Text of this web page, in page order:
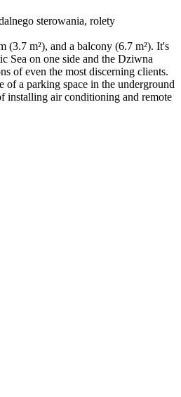
sterowania, rolety
(3.7 m²), and a balcony (6.7 m²). It's
Sea on one side and the Dziwna
of even the most discerning clients.
of a parking space in the underground
installing air conditioning and remote